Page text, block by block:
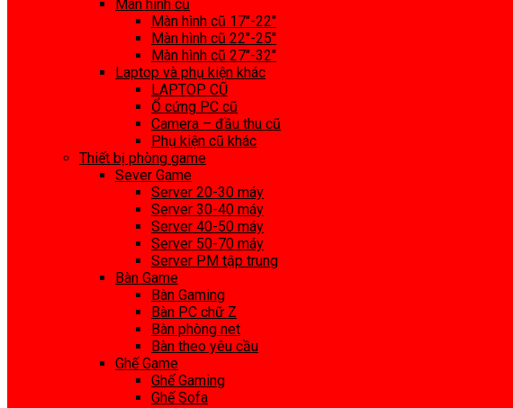
Màn hình cũ
Màn hình cũ 17″-22″
Màn hình cũ 22″-25″
Màn hình cũ 27″-32″
Laptop và phụ kiện khác
LAPTOP CŨ
Ổ cứng PC cũ
Camera – đầu thu cũ
Phụ kiện cũ khác
Thiết bị phòng game
Sever Game
Server 20-30 máy
Server 30-40 máy
Server 40-50 máy
Server 50-70 máy
Server PM tập trung
Bàn Game
Bàn Gaming
Bàn PC chữ Z
Bàn phòng net
Bàn theo yêu cầu
Ghế Game
Ghế Gaming
Ghế Sofa